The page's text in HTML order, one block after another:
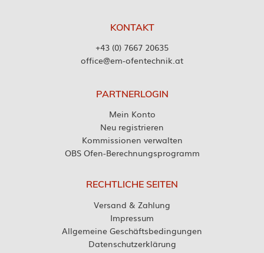
KONTAKT
+43 (0) 7667 20635
office@em-ofentechnik.at
PARTNERLOGIN
Mein Konto
Neu registrieren
Kommissionen verwalten
OBS Ofen-Berechnungsprogramm
RECHTLICHE SEITEN
Versand & Zahlung
Impressum
Allgemeine Geschäftsbedingungen
Datenschutzerklärung